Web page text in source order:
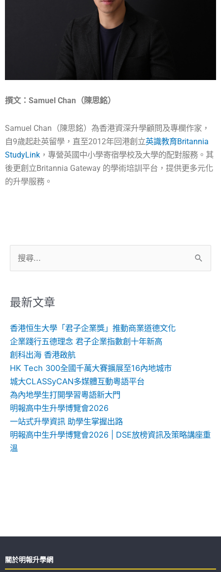
撰文：Samuel Chan（陳思銘）
Samuel Chan（陳思銘）為香港資深升學顧問及專欄作家，
自9歲起赴英留學，直至2012年回港創立英識教育Britannia
StudyLink ，專營英國中小學寄宿學校及大學的配對服務。其
後更創立Britannia Gateway 的學術培訓平台，提供更多元化
的升學服務。
尋
鍵
最新文章
香港恒生大學「君子企業獎」推動商業道德文化
企業踐行五德理念 君子企業指數創十年新高
創科出海 香港啟航
HK Tech 300全國千萬大賽擴展至16內地城市
城大CLASSyCAN多媒體互動粵語平台
為內地學生打開學習粵語新大門
明報高中生升學博覽會2026
一站式升學資訊 助學生掌握出路
明報高中生升學博覽會2026 | DSE放榜資訊及策略講座重
溫
關於明報升學網